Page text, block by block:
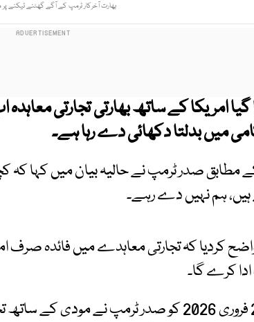
بھارت آخرکار ٹرمپ کے آگے گھٹنے ٹیکنے پر
گیا امریکا کے ساتھ بھارتی تجارتی
میں بدلتا دکھائی دے رہا ہے۔
مطابق صدر ٹرمپ نے حالیہ بیان میں کہا کہ
ہم نہیں دے رہے۔
کردیا کہ تجارتی معاہدے میں فائدہ صرف
کرے گا۔
واضح رہے کہ 2 فروری 2026 کو صدر ٹرمپ نے